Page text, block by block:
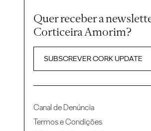
Quer receber a
Corticeira Amorim?
SUBSCREVER CORK UPDATE
Canal de Denúncia
Termos e Condições